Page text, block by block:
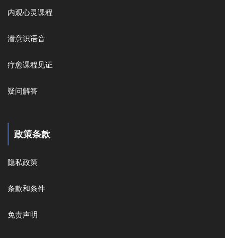
内观心灵课程
潜意识语音
疗愈课程见证
疑问解答
政策条款
隐私政策
条款和条件
免责声明